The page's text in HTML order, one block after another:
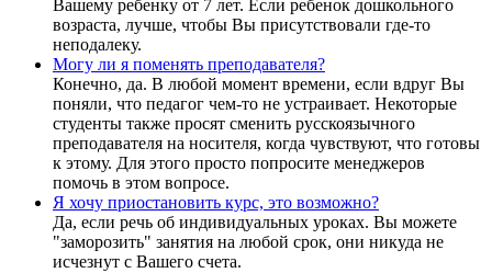
Вашему ребенку от 7 лет. Если ребенок дошкольного
возраста, лучше, чтобы Вы присутствовали где-то
неподалеку.
Могу ли я поменять преподавателя?
Конечно, да. В любой момент времени, если вдруг Вы
поняли, что педагог чем-то не устраивает. Некоторые
студенты также просят сменить русскоязычного
преподавателя на носителя, когда чувствуют, что готовы
к этому. Для этого просто попросите менеджеров
помочь в этом вопросе.
Я хочу приостановить курс, это возможно?
Да, если речь об индивидуальных уроках. Вы можете
"заморозить" занятия на любой срок, они никуда не
исчезнут с Вашего счета.